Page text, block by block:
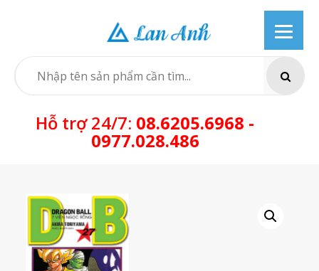
SEARCH
Hỗ trợ 24/7: 08.6205.6968 -
0977.028.486